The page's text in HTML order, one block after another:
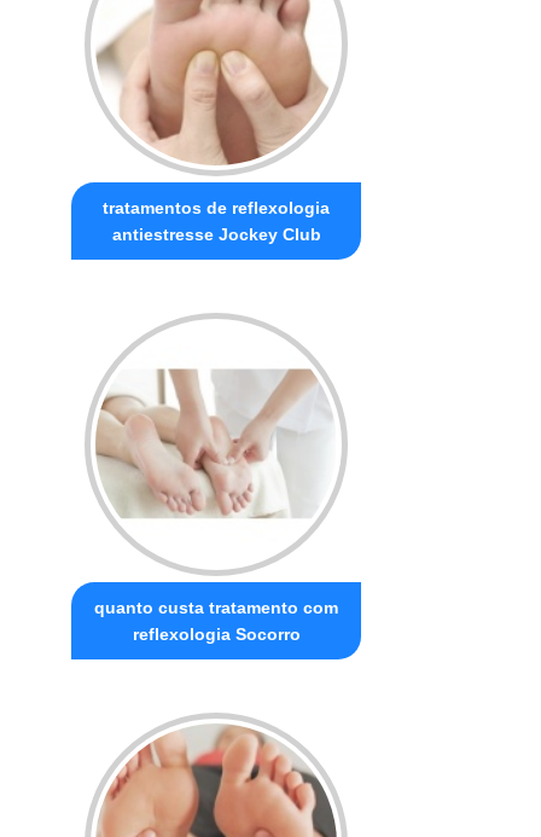
tratamentos de reflexologia
antiestresse Jockey Club
quanto custa tratamento com
reflexologia Socorro